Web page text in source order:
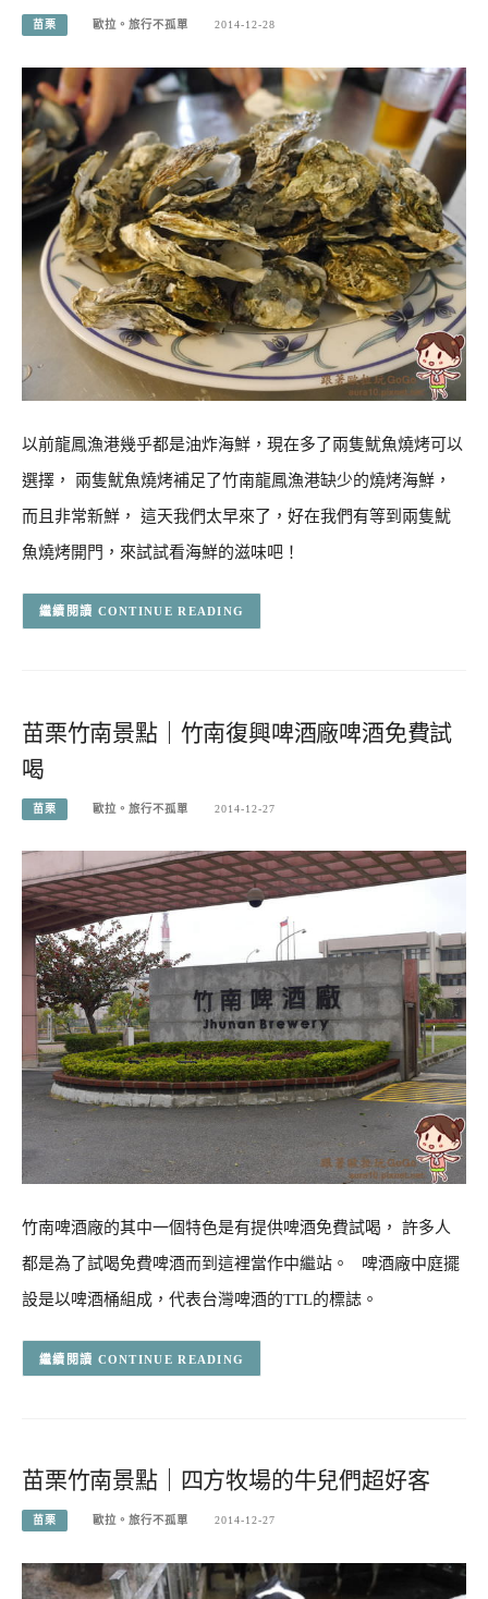
苗栗 歐拉。旅行不孤單 2014-12-28
以前龍鳳漁港幾乎都是油炸海鮮，現在多了兩隻魷魚燒烤可以
選擇， 兩隻魷魚燒烤補足了竹南龍鳳漁港缺少的燒烤海鮮，
而且非常新鮮， 這天我們太早來了，好在我們有等到兩隻魷
魚燒烤開門，來試試看海鮮的滋味吧！
CONTINUE READING
苗栗竹南景點｜竹南復興啤酒廠啤酒免費試
喝
苗栗 歐拉。旅行不孤單 2014-12-27
竹南啤酒廠的其中一個特色是有提供啤酒免費試喝， 許多人
都是為了試喝免費啤酒而到這裡當作中繼站。 啤酒廠中庭擺
設是以啤酒桶組成，代表台灣啤酒的TTL的標誌。
CONTINUE READING
苗栗竹南景點｜四方牧場的牛兒們超好客
苗栗 歐拉。旅行不孤單 2014-12-27